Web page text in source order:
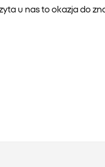
u nas to okazja do